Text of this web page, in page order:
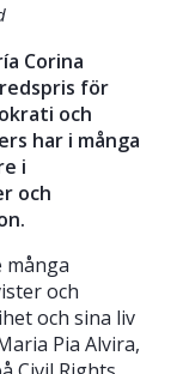
Corina
för
och
har i många
i
och
många
och
och sina liv
Pia Alvira,